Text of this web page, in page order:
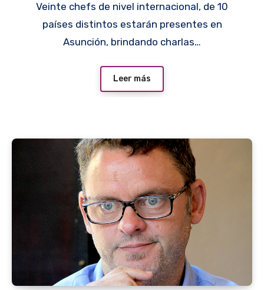
Veinte chefs de nivel internacional, de 10
países distintos estarán presentes en
Asunción, brindando charlas…
Leer más